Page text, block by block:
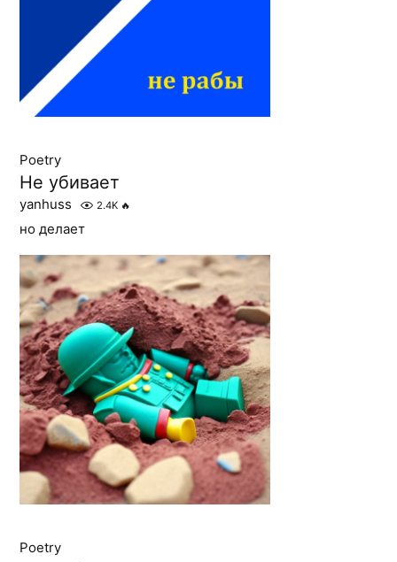
Poetry
Не убивает
yanhuss 2.4K 🔥
но делает
Poetry